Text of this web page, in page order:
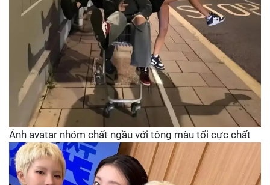
Ảnh avatar nhóm chất ngầu với tông màu tối cực chất